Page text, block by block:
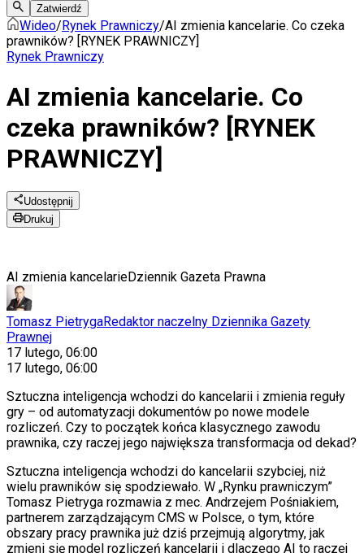
Zatwierdź
Wideo/Rynek Prawniczy/AI zmienia kancelarie. Co czeka
prawników? [RYNEK PRAWNICZY]
Rynek Prawniczy
AI zmienia kancelarie. Co
czeka prawników? [RYNEK
PRAWNICZY]
Udostępnij
Drukuj
AI zmienia kancelarieDziennik Gazeta Prawna
Tomasz PietrygaRedaktor naczelny Dziennika Gazety
Prawnej
17 lutego, 06:00
17 lutego, 06:00
Sztuczna inteligencja wchodzi do kancelarii i zmienia reguły
gry – od automatyzacji dokumentów po nowe modele
rozliczeń. Czy to początek końca klasycznego zawodu
prawnika, czy raczej jego największa transformacja od dekad?
Sztuczna inteligencja wchodzi do kancelarii szybciej, niż
wielu prawników się spodziewało. W „Rynku prawniczym”
Tomasz Pietryga rozmawia z mec. Andrzejem Pośniakiem,
partnerem zarządzającym CMS w Polsce, o tym, które
obszary pracy prawnika już dziś przejmują algorytmy, jak
zmieni się model rozliczeń kancelarii i dlaczego AI to raczej